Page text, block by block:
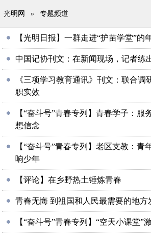
光明网 » 专题频道
【光明日报】一群走进“护苗学堂”的
中国记协刊文：在新闻现场，记者练
《三项学习教育通讯》刊文：联合调
职实效
【“奋斗号”青春专列】青春学子：服
想信念
【“奋斗号”青春专列】老区支教：青
响少年
【评论】在乡野热土锤炼青春
青春无悔 到祖国和人民最需要的地方
【“奋斗号”青春专列】“空天小课堂”